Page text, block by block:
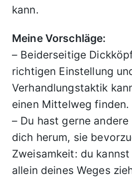
kann.
Meine Vorschläge:
– Beiderseitige
richtigen Einstellung
Verhandlungstaktik
einen Mittelweg finden.
– Du hast gerne andere
dich herum, sie
Zweisamkeit: du
allein deines Weges